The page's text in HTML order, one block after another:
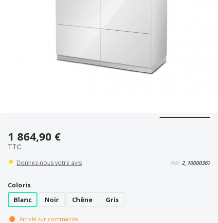
1 864,90 €
TTC
Donnez-nous votre avis Réf: 2_10000367
Coloris
Blanc
Noir Chêne Gris
Article sur commande